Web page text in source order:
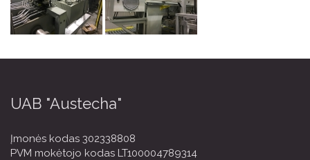
UAB "Austecha"
Įmonės kodas 302338808
PVM mokėtojo kodas LT100004789314